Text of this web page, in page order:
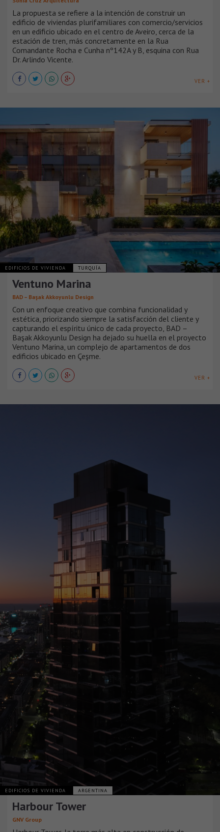
La propuesta se refiere a la intención de construir un
edificio de viviendas plurifamiliares con comercio/servicios
en un edificio ubicado en el centro de Aveiro, cerca de la
estación de tren, más concretamente en la Rua
Comandante Rocha e Cunha nº142A y B, esquina con Rua
Dr. Arlindo Vicente.
VER +
EDIFICIOS DE VIVIENDA TURQUÍA
Ventuno Marina
BAD – Başak Akkoyunlu Design
Con un enfoque creativo que combina funcionalidad y
estética, priorizando siempre la satisfacción del cliente y
capturando el espíritu único de cada proyecto, BAD –
Başak Akkoyunlu Design ha dejado su huella en el proyecto
Ventuno Marina, un complejo de apartamentos de dos
edificios ubicado en Çeşme.
VER +
EDIFICIOS DE VIVIENDA ARGENTINA
Harbour Tower
GNV Group